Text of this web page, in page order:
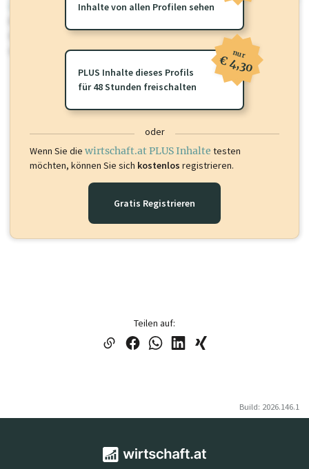
wirtschaft.at PLUS
Sie momentan nicht einsehen können. Schalten Sie dieses Profil frei
oder loggen Sie sich ein um diese Inhalte zu sehen.
Inhalte von allen Profilen sehen
PLUS Inhalte dieses Profils
für 48 Stunden freischalten
nur
€ 4,30
oder
Wenn Sie die wirtschaft.at PLUS Inhalte testen
möchten, können Sie sich kostenlos registrieren.
Gratis Registrieren
Teilen auf:
Build: 2026.146.1